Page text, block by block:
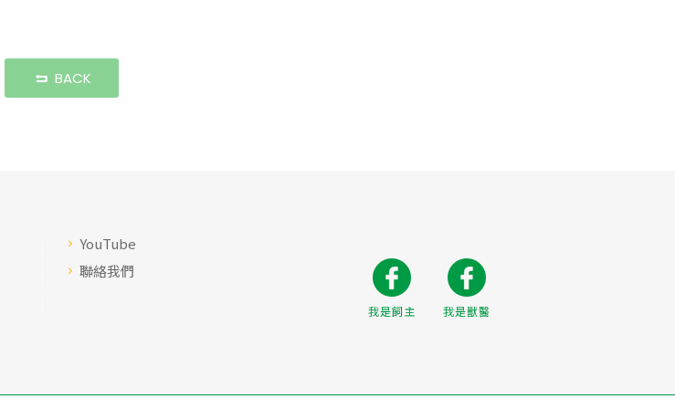
BACK
YouTube
聯絡我們
我是飼主 我是獸醫